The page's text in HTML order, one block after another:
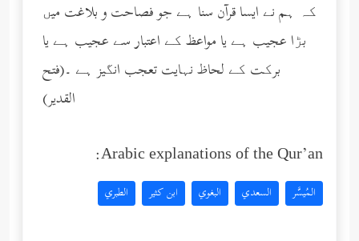
کہ ہم نے ایسا قرآن سنا ہے جو فصاحت و بلاغت میں
بڑا عجیب ہے یا مواعظ کے اعتبار سے عجیب ہے یا
برکت کے لحاظ نہایت تعجب انگیز ہے ۔(فتح
القدیر)
Arabic explanations of the Qur’an:
المُيسَّر السعدي البغوي ابن كثير الطبري